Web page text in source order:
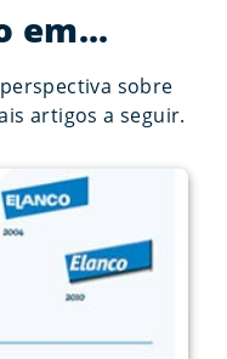
em...
sobre
artigos a seguir.